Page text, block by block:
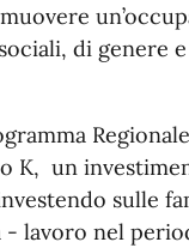
di genere e
Regionale
K, un
sulle
lavoro nel